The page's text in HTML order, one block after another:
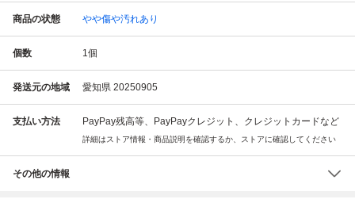
商品の状態 やや傷や汚れあり
個数 1個
発送元の地域 愛知県 20250905
支払い方法 PayPay残高等、PayPayクレジット、クレジットカードなど
詳細はストア情報・商品説明を確認するか、ストアに確認してください
その他の情報